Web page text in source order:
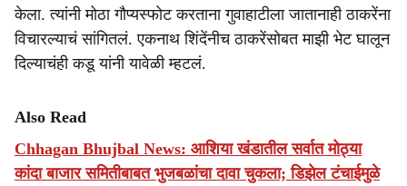
केला. त्यांनी मोठा गौप्यस्फोट करताना गुवाहाटीला जातानाही ठाकरेंना
विचारल्याचं सांगितलं. एकनाथ शिंदेंनीच ठाकरेंसोबत माझी भेट घालून
दिल्याचंही कडू यांनी यावेळी म्हटलं.
Also Read
Chhagan Bhujbal News: आशिया खंडातील सर्वात मोठ्या
कांदा बाजार समितीबाबत भुजबळांचा दावा चुकला; डिझेल टंचाईमुळे